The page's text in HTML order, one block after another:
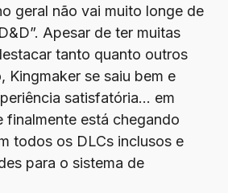
geral não vai muito longe de
Apesar de ter muitas
tanto quanto outros
Kingmaker se saiu bem e
satisfatória… em
finalmente está chegando
todos os DLCs inclusos e
para o sistema de